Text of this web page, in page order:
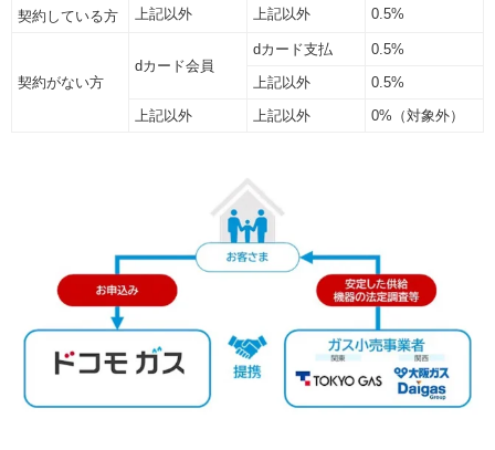
契約している方
上記以外 上記以外 0.5%
契約がない方
dカード会員
dカード支払
0.5%
上記以外
0.5%
上記以外
上記以外 0%（対象外）